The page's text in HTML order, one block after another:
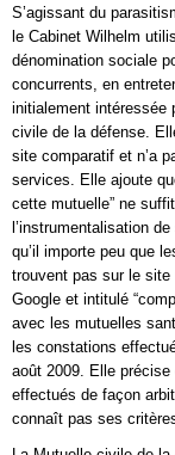
S’agissant du
le Cabinet Wilhelm
dénomination sociale
concurrents, en
initialement intéressée
civile de la défense.
site comparatif et n’a
services. Elle ajoute
cette mutuelle” ne
l’instrumentalisation
qu’il importe peu que
trouvent pas sur le
Google et intitulé
avec les mutuelles
les constations
août 2009. Elle
effectués de façon
connaît pas ses